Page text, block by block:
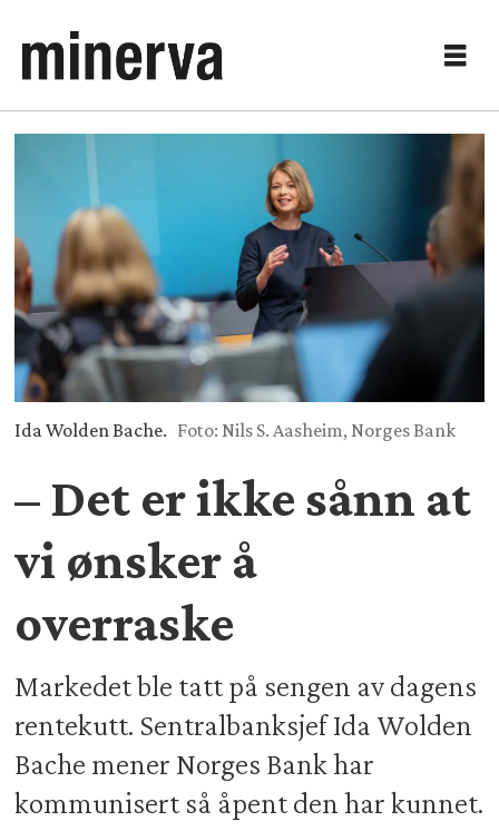
Ida Wolden Bache. Foto: Nils S. Aasheim, Norges Bank
– Det er ikke sånn at
vi ønsker å
overraske
Markedet ble tatt på sengen av dagens
rentekutt. Sentralbanksjef Ida Wolden
Bache mener Norges Bank har
kommunisert så åpent den har kunnet.